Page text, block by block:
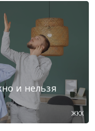
и нельзя
ЖКХ